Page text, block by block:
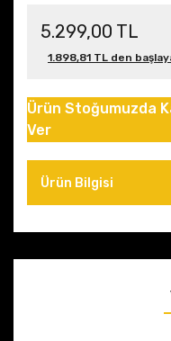
5.299,00 TL
1.898,81 TL den
Ürün Stoğumuzda
Ver
Ürün Bilgisi